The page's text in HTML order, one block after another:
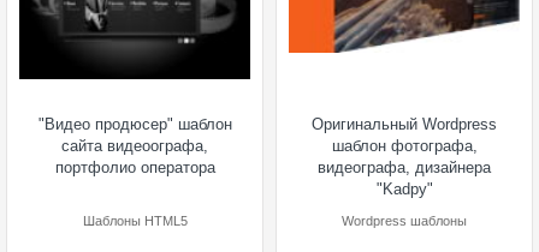
"Видео продюсер" шаблон
сайта видеоографа,
портфолио оператора
Шаблоны HTML5
Оригинальный Wordpress
шаблон фотографа,
видеографа, дизайнера
"Kadpy"
Wordpress шаблоны